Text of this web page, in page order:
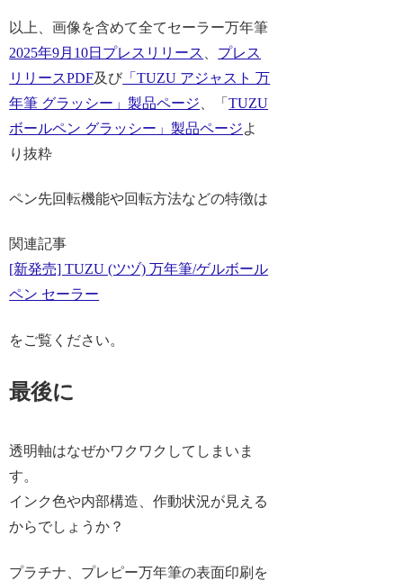
以上、画像を含めて全てセーラー万年筆
2025年9月10日プレスリリース
プレス
リリースPDF及び 「TUZU アジャスト 万
年筆 グラッシー」製品ページ 、「TUZU
ボールペン グラッシー」製品ページよ
り抜粋
ペン先回転機能や回転方法などの特徴は
関連記事
[新発売] TUZU (ツヅ) 万年筆/ゲルボール
ペン セーラー
をご覧ください。
最後に
透明軸はなぜかワクワクしてしまいま
す。
インク色や内部構造、作動状況が見える
からでしょうか？
プラチナ、プレピー万年筆の表面印刷を